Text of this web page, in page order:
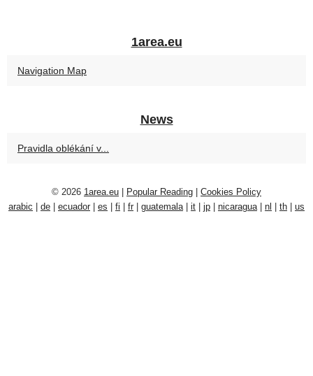
1area.eu
Navigation Map
News
Pravidla oblékání v...
© 2026 1area.eu Popular Reading
Cookies Policy
arabic
de ecuador es fi fr guatemala| it jp nicaragua| nl th us